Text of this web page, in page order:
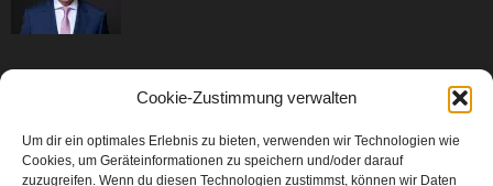
Cookie-Zustimmung verwalten
Um dir ein optimales Erlebnis zu bieten, verwenden wir Technologien wie
Cookies, um Geräteinformationen zu speichern und/oder darauf
zuzugreifen. Wenn du diesen Technologien zustimmst, können wir Daten
Events & Success 3005
Breaking News 2067